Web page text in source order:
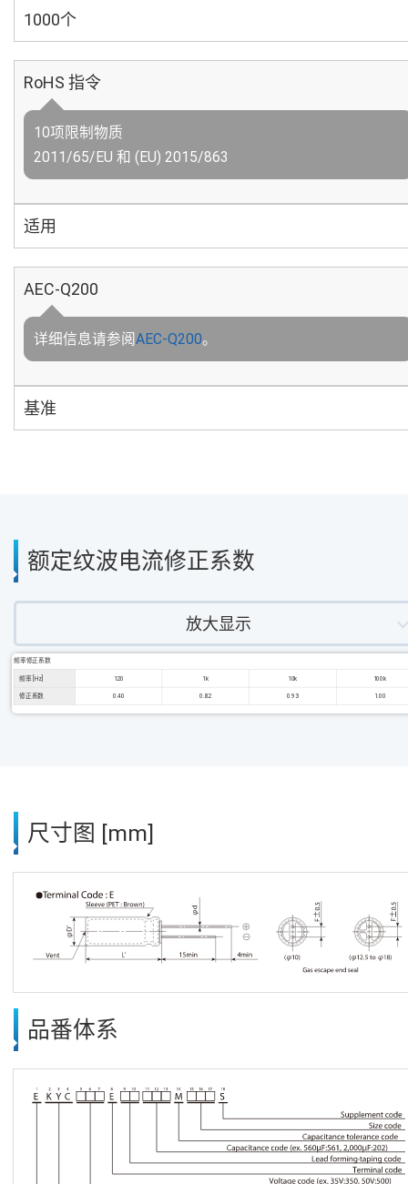
1000个
RoHS 指令
10项限制物质
2011/65/EU 和 (EU) 2015/863
适用
AEC-Q200
详细信息请参阅AEC-Q200。
基准
额定纹波电流修正系数
放大显示
频率修正系数
频率 [Hz] 120 1k 10k 100k
修正系数 0.40 0.82 0.93 1.00
尺寸图 [mm]
品番体系